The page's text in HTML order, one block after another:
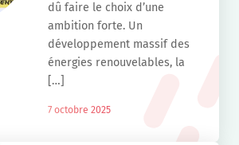
dû faire le choix d’une
ambition forte. Un
développement massif des
énergies renouvelables, la
[…]
7 octobre 2025